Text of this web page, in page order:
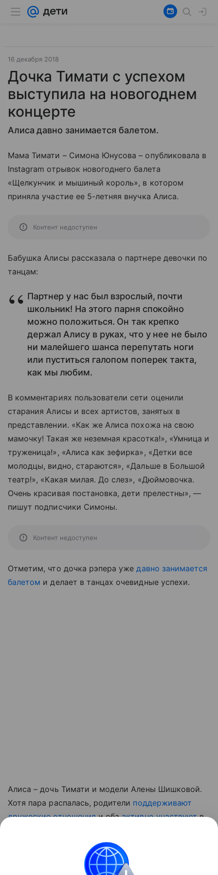
16 декабря 2018
Дочка Тимати с успехом
выступила на новогоднем
концерте
Алиса давно занимается балетом.
Мама Тимати – Симона Юнусова – опубликовала в
Instagram отрывок новогоднего балета
«Щелкунчик и мышиный король», в котором
приняла участие ее 5-летняя внучка Алиса.
Контент недоступен
Бабушка Алисы рассказала о партнере девочки по
танцам:
Партнер у нас был взрослый, почти
школьник! На этого парня спокойно
можно положиться. Он так крепко
держал Алису в руках, что у нее не было
ни малейшего шанса перепутать ноги
или пуститься галопом поперек такта,
как мы любим.
В комментариях пользователи сети оценили
старания Алисы и всех артистов, занятых в
представлении. «Как же Алиса похожа на свою
мамочку! Такая же неземная красотка!», «Умница и
труженица!», «Алиса как зефирка», «Детки все
молодцы, видно, стараются», «Дальше в Большой
театр!», «Какая милая. До слез», «Дюймовочка.
Очень красивая постановка, дети прелестны», —
пишут подписчики Симоны.
Контент недоступен
Отметим, что дочка рэпера ужедавно занимается
балетом и делает в танцах очевидные успехи.
Алиса – дочь Тимати и модели Алены Шишковой.
Хотя пара распалась, родители поддерживают
дружеские отношенияи обаактивно участвуютв
Женские имена, вошедшие в
моду благодаря песням .